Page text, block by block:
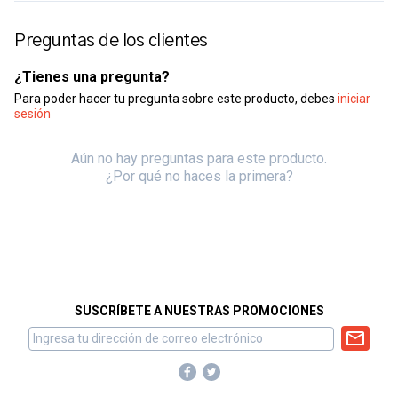
Preguntas de los clientes
¿Tienes una pregunta?
Para poder hacer tu pregunta sobre este producto, debes iniciar
sesión
Aún no hay preguntas para este producto.
¿Por qué no haces la primera?
SUSCRÍBETE A NUESTRAS PROMOCIONES